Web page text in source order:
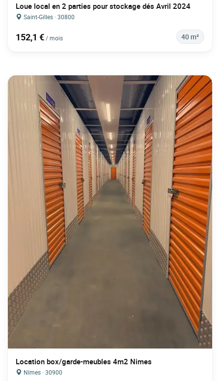
Loue local en 2 parties pour stockage dés Avril 2024
Saint-Gilles · 30800
152,1 €/ mois 40 m²
Location box/garde-meubles 4m2 Nimes
Nîmes · 30900